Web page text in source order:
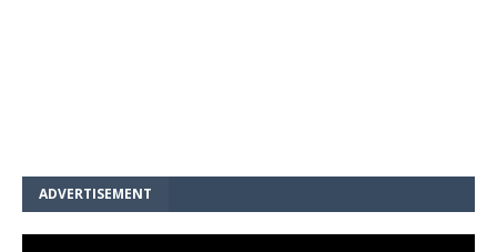
ADVERTISEMENT